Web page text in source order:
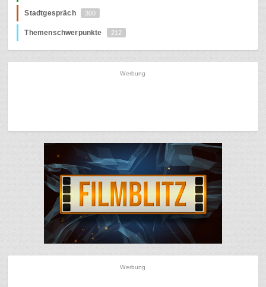
Stadtgespräch 300
Themenschwerpunkte 212
Werbung
Werbung